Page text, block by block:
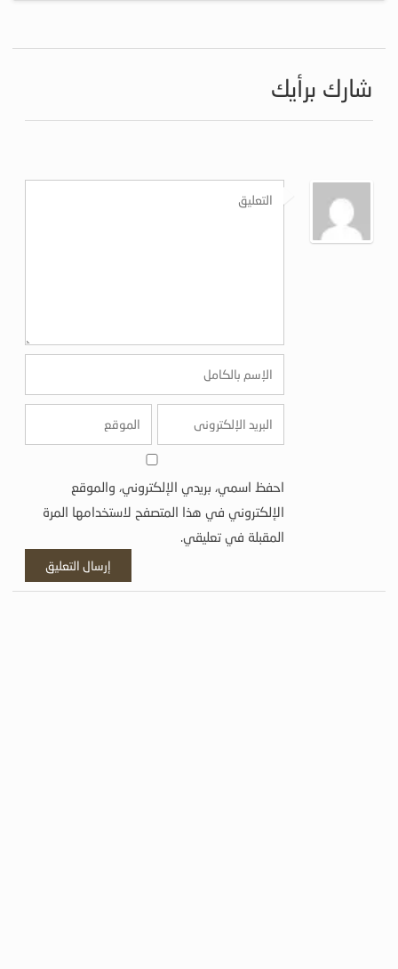
شارك برأيك
احفظ اسمي، بريدي الإلكتروني، والموقع
الإلكتروني في هذا المتصفح لاستخدامها المرة
المقبلة في تعليقي.